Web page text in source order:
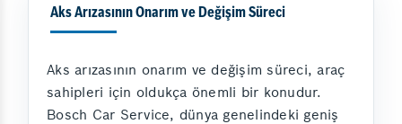
Aks Arızasının Onarım ve Değişim Süreci
Aks arızasının onarım ve değişim süreci, araç
sahipleri için oldukça önemli bir konudur.
Bosch Car Service, dünya genelindeki geniş